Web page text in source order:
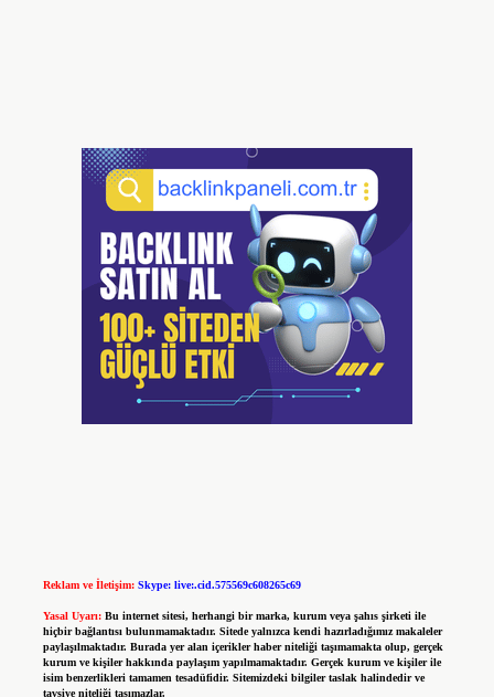
Reklam ve İletişim: Skype: live:.cid.575569c608265c69
Yasal Uyarı: Bu internet sitesi, herhangi bir marka, kurum veya şahıs şirketi ile
hiçbir bağlantısı bulunmamaktadır. Sitede yalnızca kendi hazırladığımız makaleler
paylaşılmaktadır. Burada yer alan içerikler haber niteliği taşımamakta olup, gerçek
kurum ve kişiler hakkında paylaşım yapılmamaktadır. Gerçek kurum ve kişiler ile
isim benzerlikleri tamamen tesadüfidir. Sitemizdeki bilgiler taslak halindedir ve
tavsiye niteliği taşımazlar.